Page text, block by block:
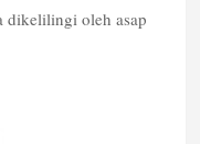
dikelilingi oleh asap